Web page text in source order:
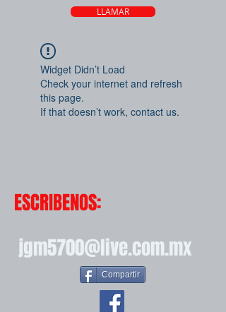
LLAMAR
Widget Didn’t Load
Check your internet and refresh
this page.
If that doesn’t work, contact us.
ESCRIBENOS:
jgm5700@live.com.mx
Compartir